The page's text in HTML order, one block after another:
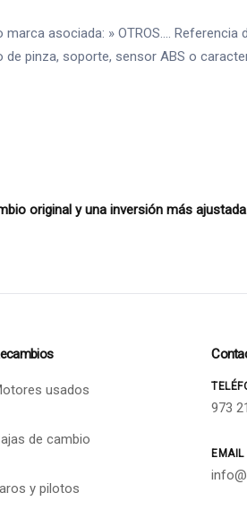
asociada: » OTROS.... Referencia
pinza, soporte, sensor ABS o
original y una inversión más
usados
de cambio
y pilotos
973
EMAIL